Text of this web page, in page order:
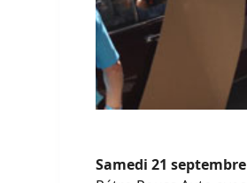
Samedi 21